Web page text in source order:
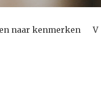
naar kenmerken